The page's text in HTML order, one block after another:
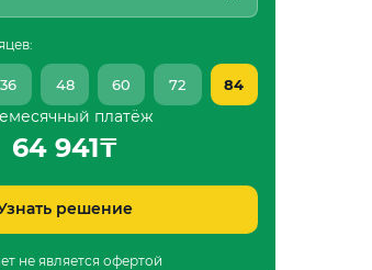
36 48 60 72 84
платёж
64 941₸
решение
не является офертой